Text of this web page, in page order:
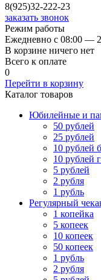
8(925)32-222-23
заказать звонок
Режим работы
Ежедневно с 08:00 —
В корзине ничего нет
Всего к оплате
0
Перейти в корзину
Каталог товаров
Юбилейные и
50 рублей
25 рублей
10 рублей
10 рублей
5 рублей
2 рубля
1 рубль
Регулярный
1 копейка
5 копеек
10 копеек
50 копеек
1 рубль
2 рубля